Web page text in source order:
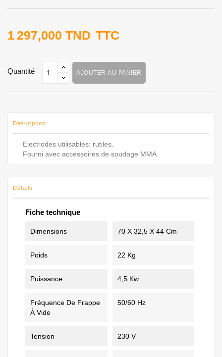
1 297,000 TND TTC
Quantité AJOUTER AU PANIER
Description
Electrodes utilisables: rutiles.
Fourni avec accessoires de soudage MMA
Détails
Fiche technique
Dimensions 70 X 32,5 X 44 Cm
Poids 22 Kg
Puissance 4,5 Kw
Fréquence De Frappe
À Vide
50/60 Hz
Tension 230 V